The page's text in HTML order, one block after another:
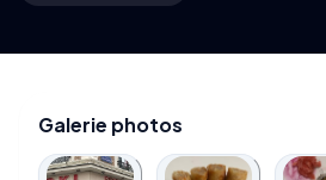
Galerie photos